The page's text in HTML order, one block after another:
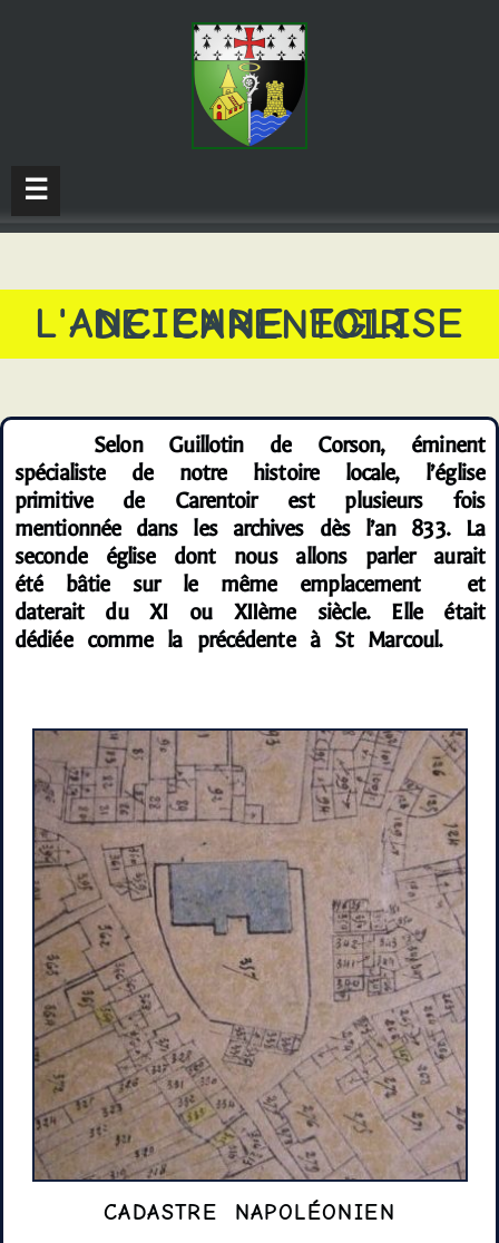
☰
L'ANCIENNE EGLISE DE CARENTOIR
Selon Guillotin de Corson, éminent
spécialiste de notre histoire locale, l’église
primitive de Carentoir est plusieurs fois
mentionnée dans les archives dès l’an 833. La
seconde église dont nous allons parler aurait
été bâtie sur le même emplacement et
daterait du XI ou XIIème siècle. Elle était
dédiée comme la précédente à St Marcoul.
CADASTRE NAPOLÉONIEN